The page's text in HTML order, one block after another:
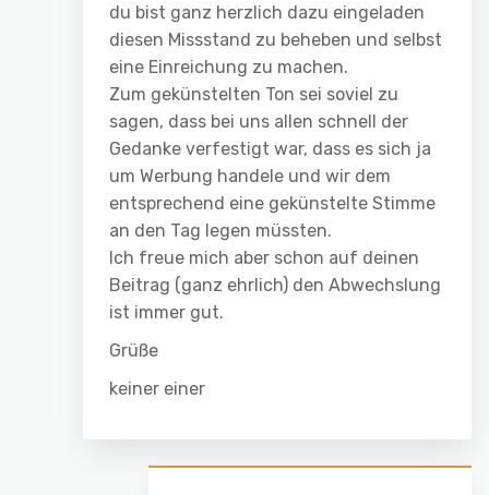
du bist ganz herzlich dazu eingeladen
diesen Missstand zu beheben und selbst
eine Einreichung zu machen.
Zum gekünstelten Ton sei soviel zu
sagen, dass bei uns allen schnell der
Gedanke verfestigt war, dass es sich ja
um Werbung handele und wir dem
entsprechend eine gekünstelte Stimme
an den Tag legen müssten.
Ich freue mich aber schon auf deinen
Beitrag (ganz ehrlich) den Abwechslung
ist immer gut.
Grüße
keiner einer